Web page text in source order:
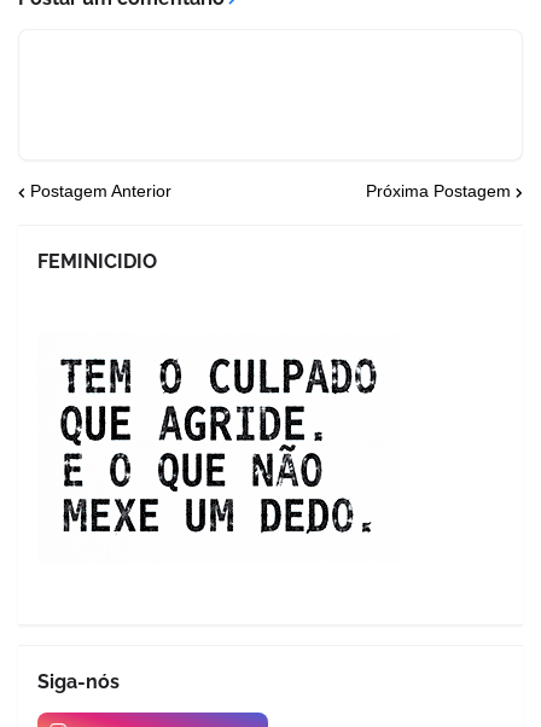
Postagem Anterior Próxima Postagem
FEMINICIDIO
Siga-nós